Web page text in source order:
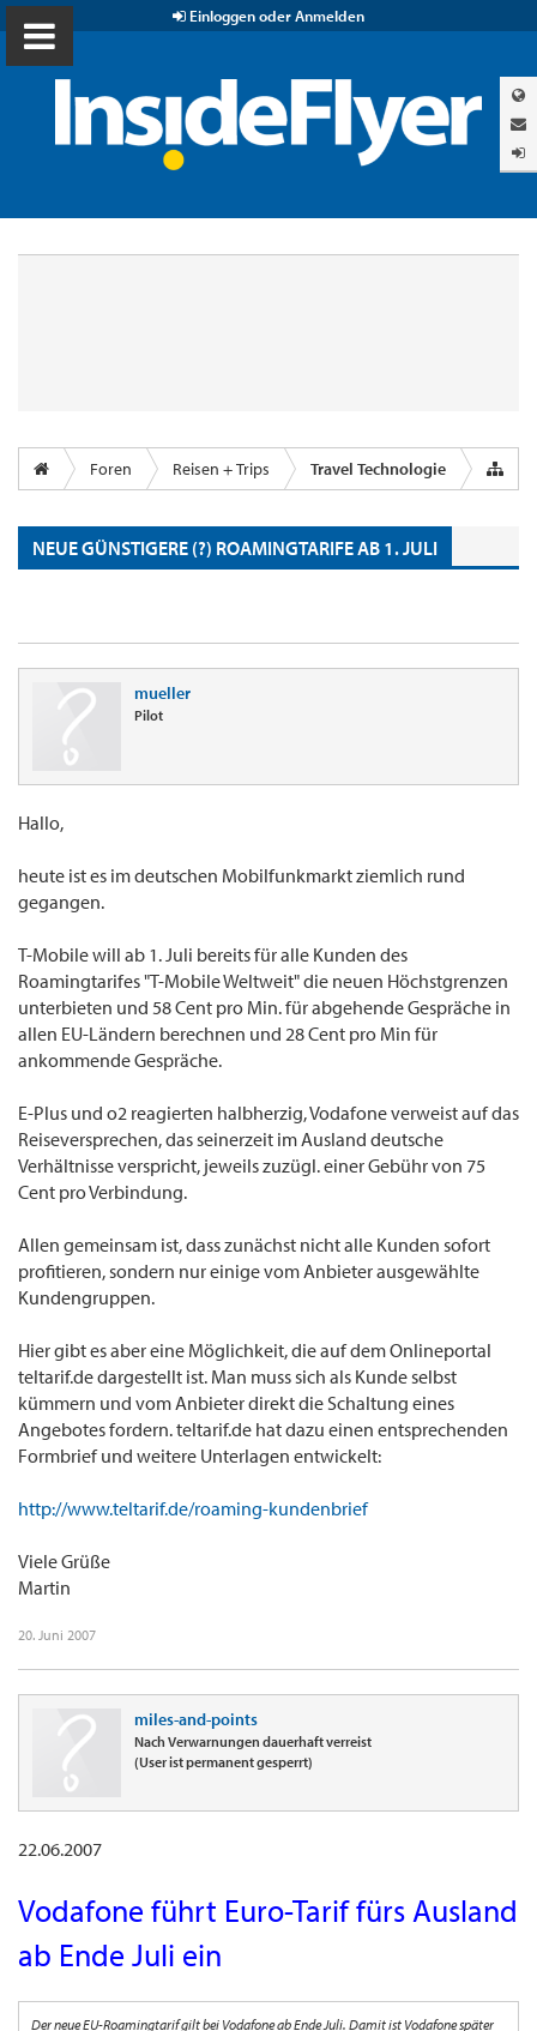
Einloggen oder Anmelden
Foren Reisen + Trips Travel Technologie
NEUE GÜNSTIGERE (?) ROAMINGTARIFE AB 1. JULI
mueller
Pilot
Hallo,
heute ist es im deutschen Mobilfunkmarkt ziemlich rund
gegangen.
T-Mobile will ab 1. Juli bereits für alle Kunden des
Roamingtarifes "T-Mobile Weltweit" die neuen Höchstgrenzen
unterbieten und 58 Cent pro Min. für abgehende Gespräche in
allen EU-Ländern berechnen und 28 Cent pro Min für
ankommende Gespräche.
E-Plus und o2 reagierten halbherzig, Vodafone verweist auf das
Reiseversprechen, das seinerzeit im Ausland deutsche
Verhältnisse verspricht, jeweils zuzügl. einer Gebühr von 75
Cent pro Verbindung.
Allen gemeinsam ist, dass zunächst nicht alle Kunden sofort
profitieren, sondern nur einige vom Anbieter ausgewählte
Kundengruppen.
Hier gibt es aber eine Möglichkeit, die auf dem Onlineportal
teltarif.de dargestellt ist. Man muss sich als Kunde selbst
kümmern und vom Anbieter direkt die Schaltung eines
Angebotes fordern. teltarif.de hat dazu einen entsprechenden
Formbrief und weitere Unterlagen entwickelt:
http://www.teltarif.de/roaming-kundenbrief
Viele Grüße
Martin
20. Juni 2007
miles-and-points
Nach Verwarnungen dauerhaft verreist
(User ist permanent gesperrt)
22.06.2007
Vodafone führt Euro-Tarif fürs Ausland
ab Ende Juli ein
Der neue EU-Roamingtarif gilt bei Vodafone ab Ende Juli. Damit ist Vodafone später